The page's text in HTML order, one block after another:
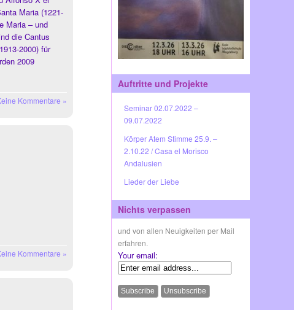
Maria (1221-
Maria – und
die Cantus
2000) für
2009
Kommentare »
Kommentare »
Auftritte und Projekte
Seminar 02.07.2022 –
09.07.2022
Körper Atem Stimme 25.9. –
2.10.22 / Casa el Morisco
Andalusien
Lieder der Liebe
Nichts verpassen
und von allen Neuigkeiten per Mail
erfahren.
Your email: